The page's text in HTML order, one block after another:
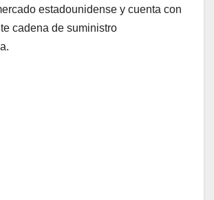
estadounidense y cuenta con
cadena de suministro